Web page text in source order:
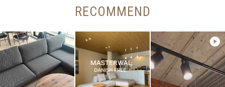
RECOMMEND